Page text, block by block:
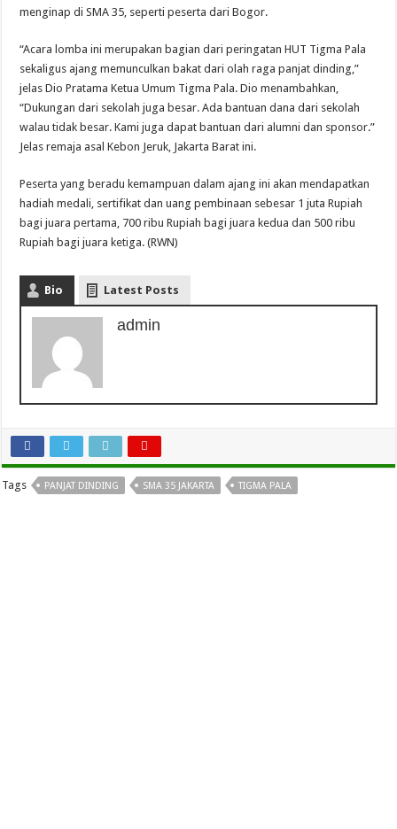
menginap di SMA 35, seperti peserta dari Bogor.
“Acara lomba ini merupakan bagian dari peringatan HUT Tigma Pala
sekaligus ajang memunculkan bakat dari olah raga panjat dinding,”
jelas Dio Pratama Ketua Umum Tigma Pala. Dio menambahkan,
“Dukungan dari sekolah juga besar. Ada bantuan dana dari sekolah
walau tidak besar. Kami juga dapat bantuan dari alumni dan sponsor.”
Jelas remaja asal Kebon Jeruk, Jakarta Barat ini.
Peserta yang beradu kemampuan dalam ajang ini akan mendapatkan
hadiah medali, sertifikat dan uang pembinaan sebesar 1 juta Rupiah
bagi juara pertama, 700 ribu Rupiah bagi juara kedua dan 500 ribu
Rupiah bagi juara ketiga. (RWN)
Bio Latest Posts
admin
Tags PANJAT DINDING SMA 35 JAKARTA TIGMA PALA